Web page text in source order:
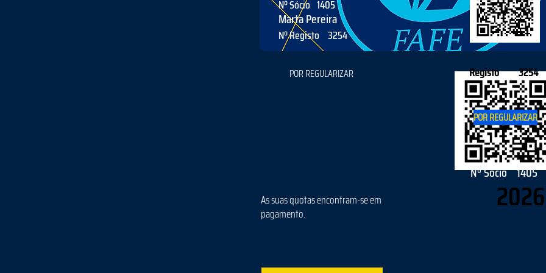
Marta Pereira
1405
Nº Sócio
Nº Registo 3254
POR REGULARIZAR
As suas quotas encontram-se em
pagamento.
2026
1405
Nº Sócio
Registo 3254
POR REGULARIZAR